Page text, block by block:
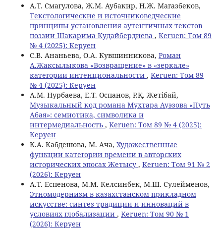
А.Т. Смагулова, Ж.М. Аубакир, Н.Ж. Магазбеков,
Текстологические и источниковедческие
принципы установления аутентичных текстов
поэзии Шакарима Kудайбердиева , Keruen: Том 89
№ 4 (2025): Керуен
С.В. Ананьева, О.А. Кувшинникова, Роман
А.Жаксылыкова «Возвращение» в «зеркале»
категории интенциональности , Keruen: Том 89
№ 4 (2025): Керуен
А.М. Нурбаева, Е.Т. Оспанов, Р.Қ. Жетібай,
Музыкальный код романа Мухтара Ауэзова «Путь
Абая»: семиотика, символика и
интермедиальность , Keruen: Том 89 № 4 (2025):
Керуен
К.А. Кабдешова, M. Ача, Художественные
функции категории времени в авторских
исторических эпосах Жетысу , Keruen: Том 91 № 2
(2026): Керуен
А.Т. Еспенова, М.М. Келсинбек, М.Ш. Сулейменов,
Этномодернизм в казахстанском прикладном
искусстве: синтез традиции и инноваций в
условиях глобализации , Keruen: Том 90 № 1
(2026): Керуен